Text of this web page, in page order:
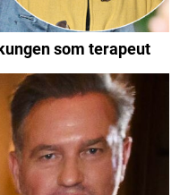
som terapeut